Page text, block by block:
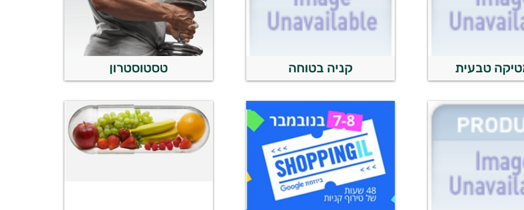
טבעית קניה בטוחה טסטוסטרון